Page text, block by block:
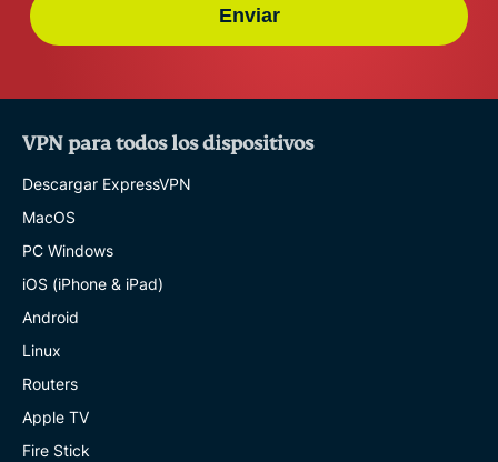
Enviar
VPN para todos los dispositivos
Descargar ExpressVPN
MacOS
PC Windows
iOS (iPhone & iPad)
Android
Linux
Routers
Apple TV
Fire Stick